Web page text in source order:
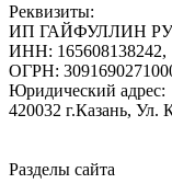
Реквизиты:
ИП ГАЙФУЛЛИН
ИНН: 165608138242,
ОГРН:
Юридический адрес:
420032 г.Казань, Ул.
Разделы сайта